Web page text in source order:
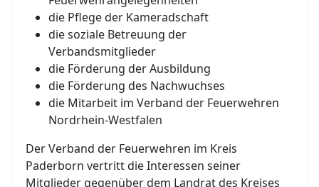
die Pflege der Kameradschaft
die soziale Betreuung der
Verbandsmitglieder
die Förderung der Ausbildung
die Förderung des Nachwuchses
die Mitarbeit im Verband der Feuerwehren
Nordrhein-Westfalen
Der Verband der Feuerwehren im Kreis
Paderborn vertritt die Interessen seiner
Mitglieder gegenüber dem Landrat des Kreises